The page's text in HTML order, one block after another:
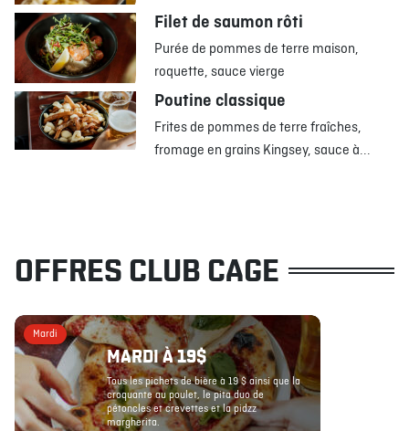
Filet de saumon rôti
Purée de pommes de terre maison,
roquette, sauce vierge
Poutine classique
Frites de pommes de terre fraîches,
fromage en grains Kingsey, sauce à...
OFFRES CLUB CAGE
Mardi
MARDI À 19$
Tous les pichets de bière à 19 $ ainsi que la
croquante au poulet, le pita duo de
pétoncles et crevettes et la pidzz
margherita.